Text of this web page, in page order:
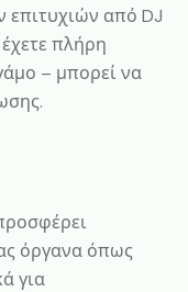
επιτυχιών από DJ
πλήρη
– μπορεί να
όργανα όπως
για